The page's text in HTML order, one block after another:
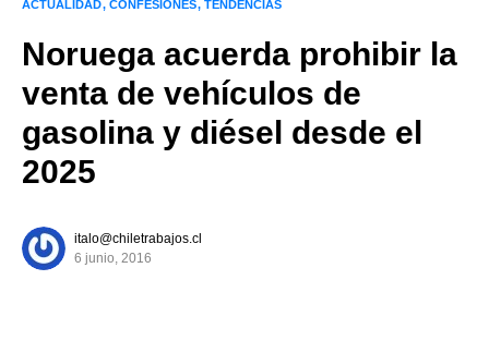
ACTUALIDAD CONFESIONES TENDENCIAS
Noruega acuerda prohibir la
venta de vehículos de
gasolina y diésel desde el
2025
italo@chiletrabajos.cl
6 junio, 2016